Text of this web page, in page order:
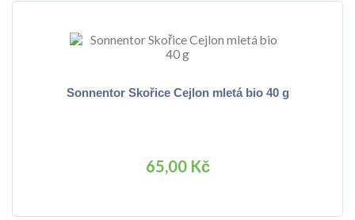
Sonnentor Skořice Cejlon mletá bio 40 g
65,00 Kč